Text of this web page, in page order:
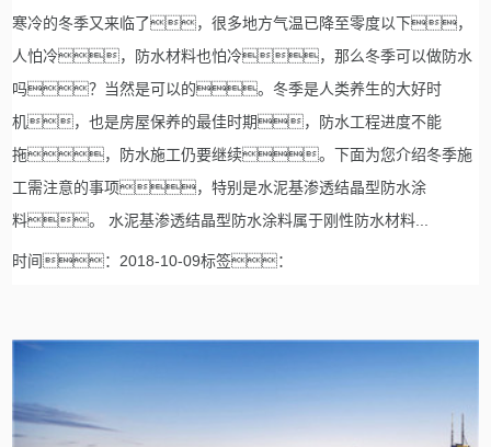
寒冷的冬季又来临了，很多地方气温已降至零度以下，
人怕冷，防水材料也怕冷，那么冬季可以做防水
吗？当然是可以的。冬季是人类养生的大好时
机，也是房屋保养的最佳时期，防水工程进度不能
拖，防水施工仍要继续。下面为您介绍冬季施
工需注意的事项，特别是水泥基渗透结晶型防水涂
料。 水泥基渗透结晶型防水涂料属于刚性防水材料...
时间：2018-10-09标签：